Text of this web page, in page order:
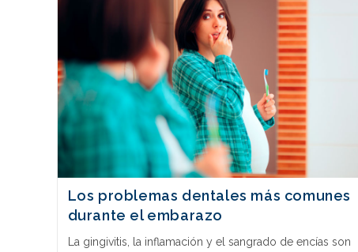
Los problemas dentales más comunes
durante el embarazo
La gingivitis, la inflamación y el sangrado de encías son